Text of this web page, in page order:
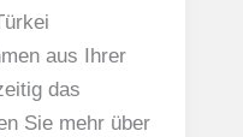
aus Ihrer
das
Sie mehr über